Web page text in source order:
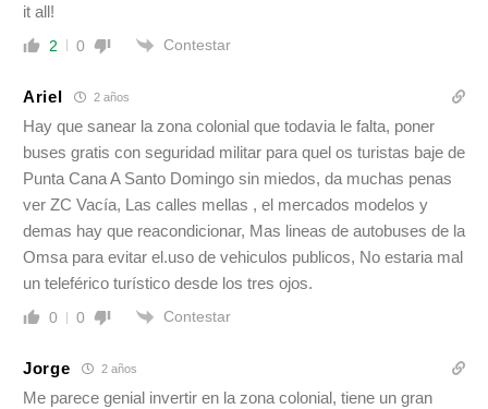
it all!
2 0 Contestar
Ariel 2 años
Hay que sanear la zona colonial que todavia le falta, poner
buses gratis con seguridad militar para quel os turistas baje de
Punta Cana A Santo Domingo sin miedos, da muchas penas
ver ZC Vacía, Las calles mellas , el mercados modelos y
demas hay que reacondicionar, Mas lineas de autobuses de la
Omsa para evitar el.uso de vehiculos publicos, No estaria mal
un teleférico turístico desde los tres ojos.
0 0 Contestar
Jorge 2 años
Me parece genial invertir en la zona colonial, tiene un gran